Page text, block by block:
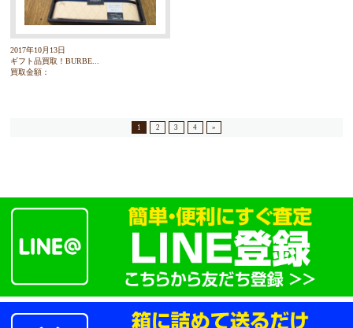
2017年10月13日
ギフト品買取！BURBE...
買取金額：
1 2 3 4 »